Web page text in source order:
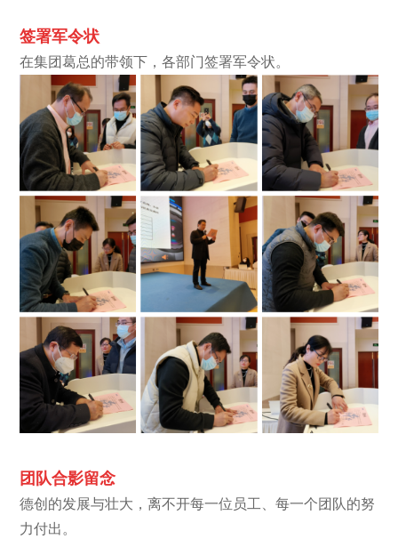
签署军令状
在集团葛总的带领下，各部门签署军令状。
团队合影留念
德创的发展与壮大，离不开每一位员工、每一个团队的努
力付出。